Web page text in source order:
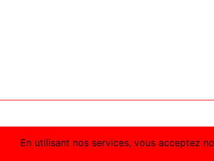
En utilisant nos services, vous acceptez